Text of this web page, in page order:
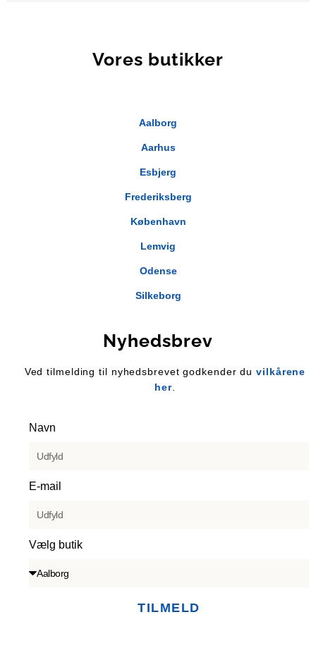
Vores butikker
Aalborg
Aarhus
Esbjerg
Frederiksberg
København
Lemvig
Odense
Silkeborg
Nyhedsbrev
Ved tilmelding til nyhedsbrevet godkender duvilkårene
her.
Navn
E-mail
Vælg butik
TILMELD